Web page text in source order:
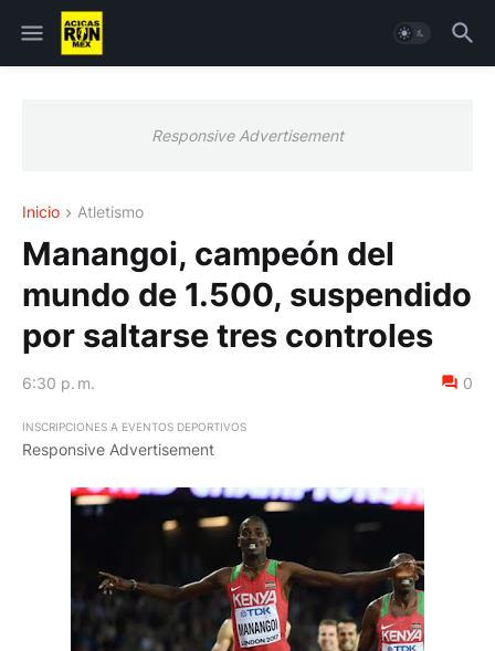
Responsive Advertisement
Inicio Atletismo
Manangoi, campeón del
mundo de 1.500, suspendido
por saltarse tres controles
6:30 p. m. 0
INSCRIPCIONES A EVENTOS DEPORTIVOS
Responsive Advertisement